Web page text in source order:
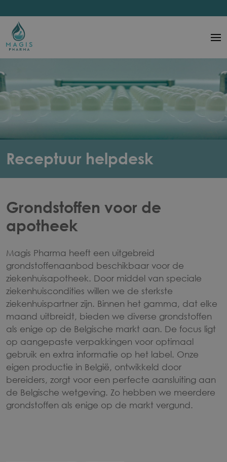
naar
hoofdinhoud
navigation
Receptuur helpdesk
Grondstoffen voor de
apotheek
Magis Pharma heeft een uitgebreid
grondstoffenaanbod beschikbaar voor de
ziekenhuisapotheek. Door middel van speciale
ziekenhuiscondities willen we de sterkste
ziekenhuispartner zijn. Binnen het gamma, dat elke
maand uitbreidt, bieden we diverse grondstoffen
als enige op de Belgische markt aan. De focus ligt
op aangepaste verpakkingen voor optimaal
gebruik en extra informatie op het label. Onze
eigen productie in België, ontwikkeld door
bereiders, zorgt voor een perfecte aansluiting aan
de Belgische wetgeving. Zo hebben we meerdere
grondstoffen als enige op de markt vergund.